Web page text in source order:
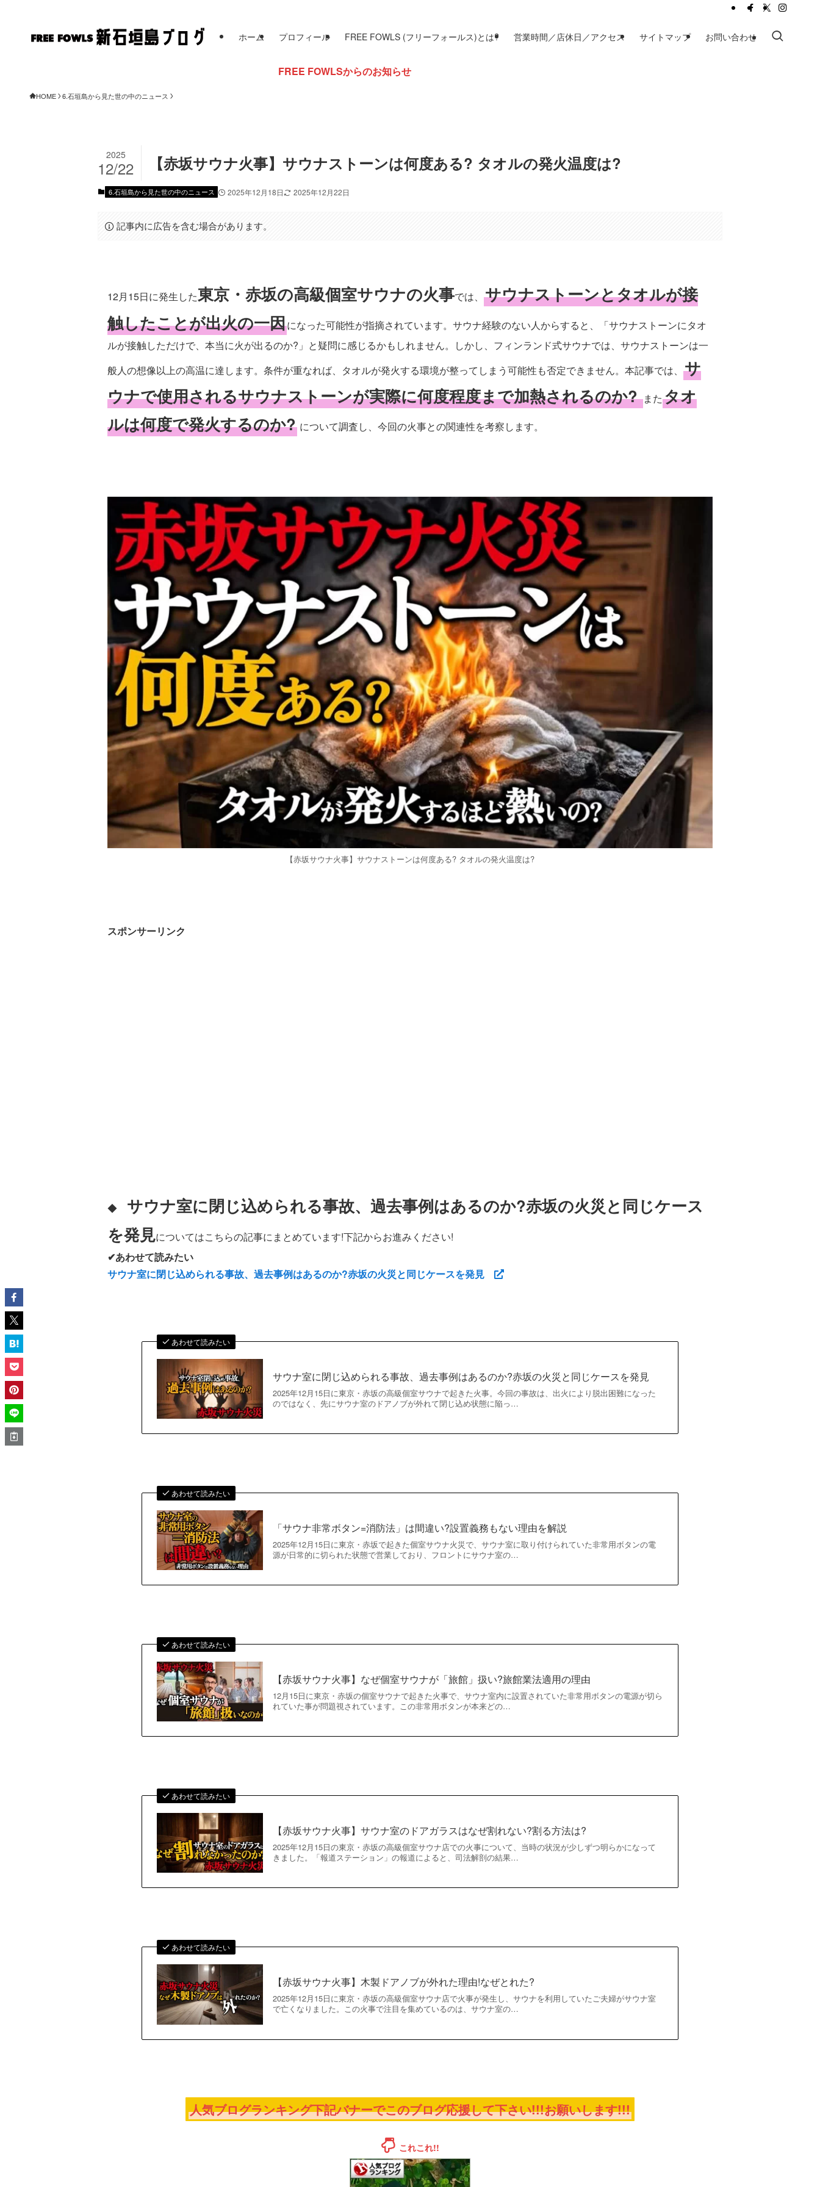
ホーム プロフィール FREE FOWLS (フリーフォールス)とは? 営業時間／店休日／アクセス サイトマップ お問い合わせ
FREE FOWLSからのお知らせ
HOME 6.石垣島から見た世の中のニュース
【赤坂サウナ火事】サウナストーンは何度ある? タオルの発火温度は?
2025
12/22
6.石垣島から見た世の中のニュース 2025年12月18日 2025年12月22日
記事内に広告を含む場合があります。
12月15日に発生した東京・赤坂の高級個室サウナの火事では、 サウナストーンとタオルが接
触したことが出火の一因になった可能性が指摘されています。サウナ経験のない人からすると、「サウナストーンにタオ
ルが接触しただけで、本当に火が出るのか?」と疑問に感じるかもしれません。しかし、フィンランド式サウナでは、サウナストーンは一
般人の想像以上の高温に達します。条件が重なれば、タオルが発火する環境が整ってしまう可能性も否定できません。本記事では、 サ
ウナで使用されるサウナストーンが実際に何度程度まで加熱されるのか? またタオ
ルは何度で発火するのか? について調査し、今回の火事との関連性を考察します。
【赤坂サウナ火事】サウナストーンは何度ある? タオルの発火温度は?
スポンサーリンク
◆ サウナ室に閉じ込められる事故、過去事例はあるのか?赤坂の火災と同じケース
を発見についてはこちらの記事にまとめています!下記からお進みください!
✔あわせて読みたい
サウナ室に閉じ込められる事故、過去事例はあるのか?赤坂の火災と同じケースを発見
あわせて読みたい
サウナ室に閉じ込められる事故、過去事例はあるのか?赤坂の火災と同じケースを発見
2025年12月15日に東京・赤坂の高級個室サウナで起きた火事。今回の事故は、出火により脱出困難になった
のではなく、先にサウナ室のドアノブが外れて閉じ込め状態に陥っ…
あわせて読みたい
「サウナ非常ボタン=消防法」は間違い?設置義務もない理由を解説
2025年12月15日に東京・赤坂で起きた個室サウナ火災で、サウナ室に取り付けられていた非常用ボタンの電
源が日常的に切られた状態で営業しており、フロントにサウナ室の…
あわせて読みたい
【赤坂サウナ火事】なぜ個室サウナが「旅館」扱い?旅館業法適用の理由
12月15日に東京・赤坂の個室サウナで起きた火事で、サウナ室内に設置されていた非常用ボタンの電源が切ら
れていた事が問題視されています。この非常用ボタンが本来どの…
あわせて読みたい
【赤坂サウナ火事】サウナ室のドアガラスはなぜ割れない?割る方法は?
2025年12月15日の東京・赤坂の高級個室サウナ店での火事について、当時の状況が少しずつ明らかになって
きました。「報道ステーション」の報道によると、司法解剖の結果…
あわせて読みたい
【赤坂サウナ火事】木製ドアノブが外れた理由!なぜとれた?
2025年12月15日に東京・赤坂の高級個室サウナ店で火事が発生し、サウナを利用していたご夫婦がサウナ室
で亡くなりました。この火事で注目を集めているのは、サウナ室の…
人気ブログランキング下記バナーでこのブログ応援して下さい!!!お願いします!!!
これこれ!!